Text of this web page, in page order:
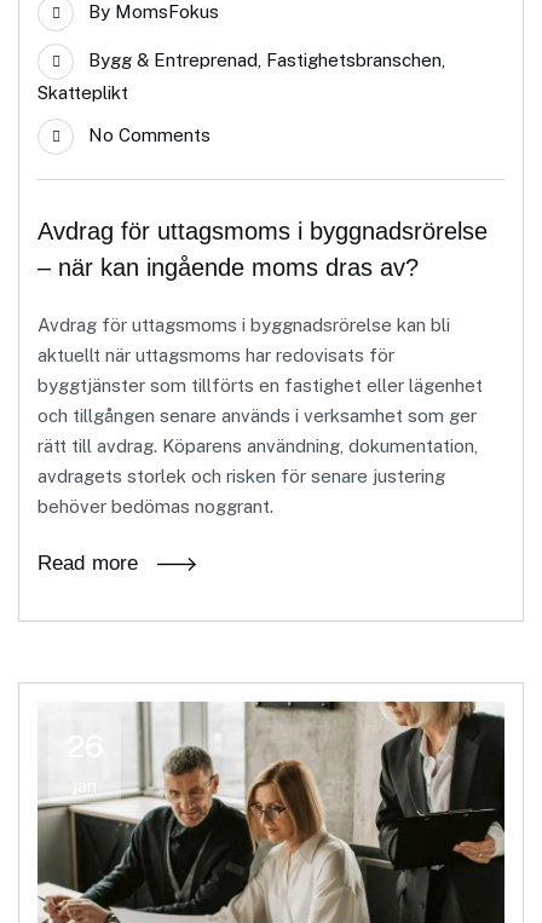
By MomsFokus
Bygg & Entreprenad, Fastighetsbranschen,
Skatteplikt
No Comments
Avdrag för uttagsmoms i byggnadsrörelse
– när kan ingående moms dras av?
Avdrag för uttagsmoms i byggnadsrörelse kan bli
aktuellt när uttagsmoms har redovisats för
byggtjänster som tillförts en fastighet eller lägenhet
och tillgången senare används i verksamhet som ger
rätt till avdrag. Köparens användning, dokumentation,
avdragets storlek och risken för senare justering
behöver bedömas noggrant.
Read more
jan